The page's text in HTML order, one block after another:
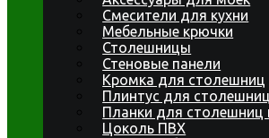
Смесители для кухни
Мебельные крючки
Столешницы
Стеновые панели
Кромка для столешниц
Плинтус для столешниц
Планки для столешниц
Цоколь ПВХ